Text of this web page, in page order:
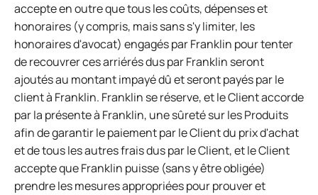
accepte en outre que tous les coûts, dépenses et
honoraires (y compris, mais sans s'y limiter, les
honoraires d'avocat) engagés par Franklin pour tenter
de recouvrer ces arriérés dus par Franklin seront
ajoutés au montant impayé dû et seront payés par le
client à Franklin. Franklin se réserve, et le Client accorde
par la présente à Franklin, une sûreté sur les Produits
afin de garantir le paiement par le Client du prix d'achat
et de tous les autres frais dus par le Client, et le Client
accepte que Franklin puisse (sans y être obligée)
prendre les mesures appropriées pour prouver et